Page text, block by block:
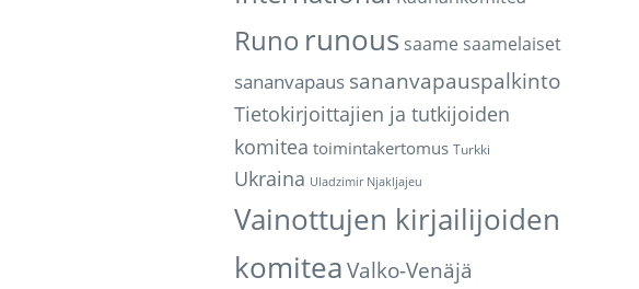
Runo runous saame saamelaiset
sananvapaus sananvapauspalkinto
Tietokirjoittajien ja tutkijoiden
komitea toimintakertomus Turkki
Ukraina Uladzimir Njakljajeu
Vainottujen kirjailijoiden
komitea Valko-Venäjä